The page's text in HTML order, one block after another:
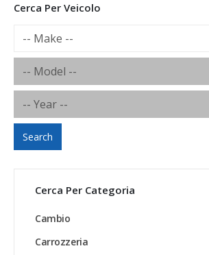
Cerca Per Veicolo
Search
Cerca Per Categoria
Cambio
Carrozzeria